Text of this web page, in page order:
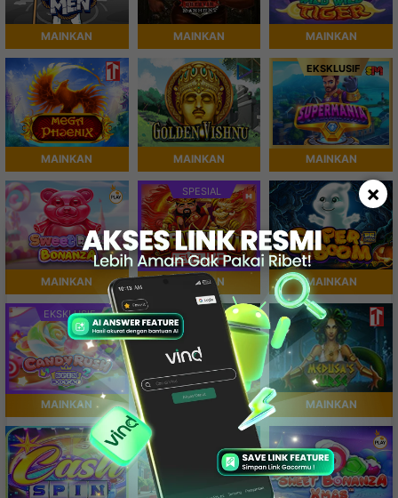
×
MAINKAN MAINKAN MAINKAN
MAINKAN MAINKAN
EKSKLUSIF
MAINKAN
MAINKAN
SPESIAL
MAINKAN MAINKAN
EKSKLUSIF
MAINKAN MAINKAN MAINKAN